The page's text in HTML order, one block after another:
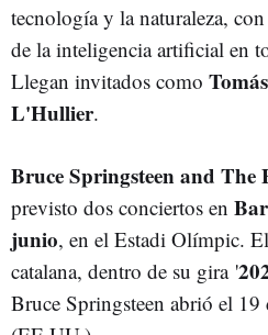
tecnología y la naturaleza,
de la inteligencia artificial en
Llegan invitados como
L'Hullier.
Bruce Springsteen and The
previsto dos conciertos en
junio, en el Estadi Olímpic.
catalana, dentro de su gira'
Bruce Springsteen abrió el 19